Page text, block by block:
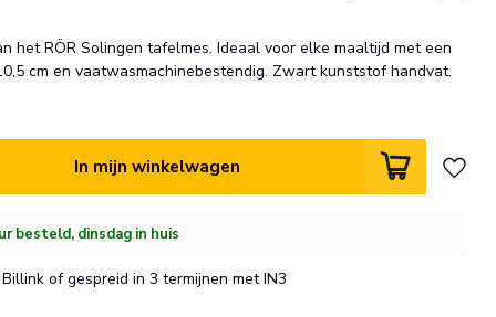
het RÖR Solingen tafelmes. Ideaal voor elke maaltijd met een
cm en vaatwasmachinebestendig. Zwart kunststof handvat.
In mijn winkelwagen
besteld, dinsdag in huis
of gespreid in 3 termijnen met IN3